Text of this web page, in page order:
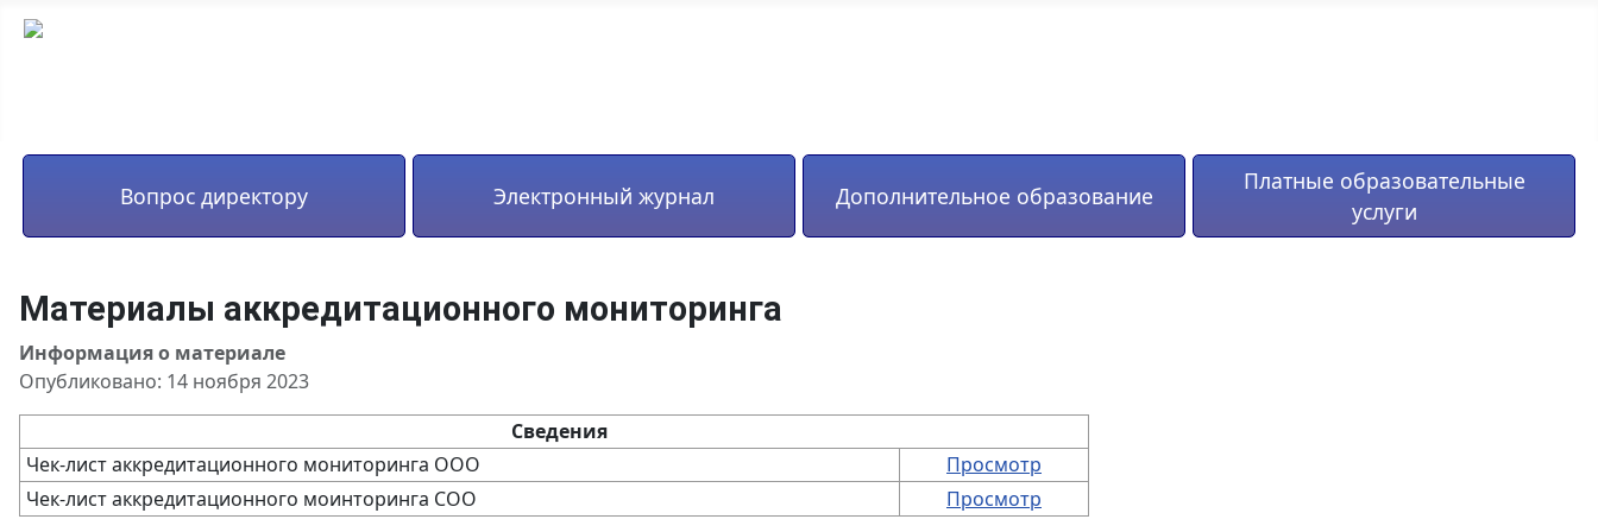
Вопрос директору Электронный журнал Дополнительное образование
Платные образовательные
услуги
Материалы аккредитационного мониторинга
Информация о материале
Опубликовано: 14 ноября 2023
Сведения
Чек-лист аккредитационного мониторинга ООО
Просмотр
Чек-лист аккредитационного моинторинга СОО
Просмотр